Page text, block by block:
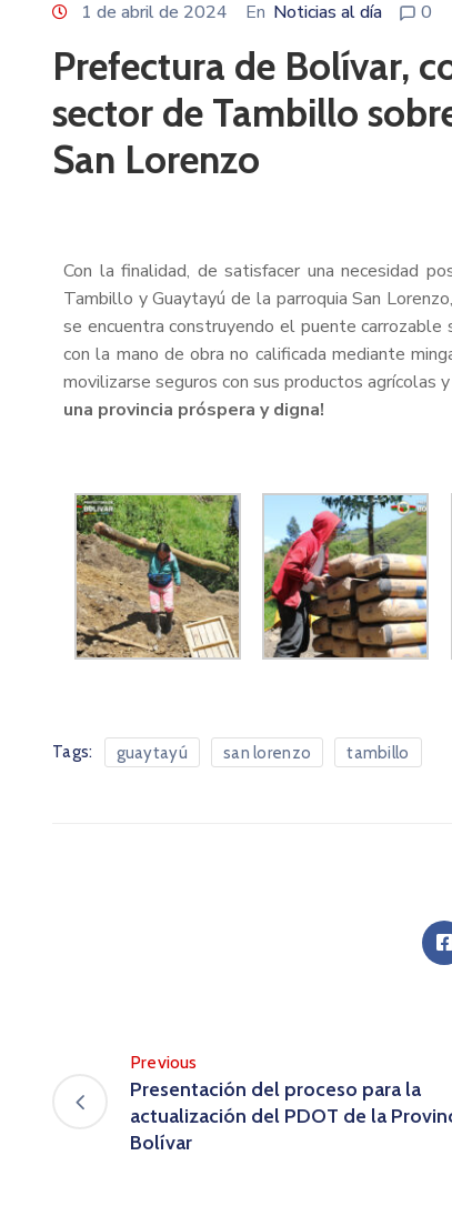
1 de abril de 2024 En Noticias al día 0
Prefectura de Bolívar,
sector de Tambillo
San Lorenzo
Con la finalidad, de satisfacer una necesidad
Tambillo y Guaytayú de la parroquia San
se encuentra construyendo el puente
con la mano de obra no calificada mediante
movilizarse seguros con sus productos agrícolas
una provincia próspera y digna!
Tags: guaytayú san lorenzo tambillo
Previous
Presentación del proceso para la
actualización del PDOT de la
Bolívar